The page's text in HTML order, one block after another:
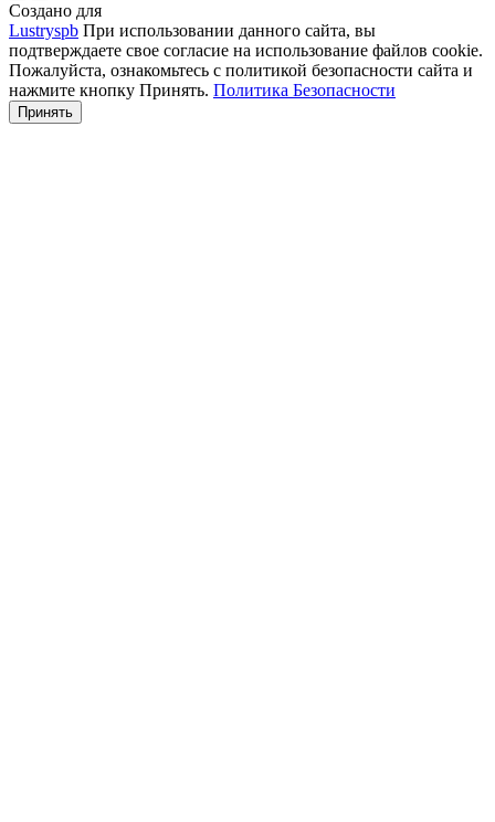
Создано для
Lustryspb При использовании данного сайта, вы
подтверждаете свое согласие на использование файлов cookie.
Пожалуйста, ознакомьтесь с политикой безопасности сайта и
нажмите кнопку Принять. Политика Безопасности
Принять